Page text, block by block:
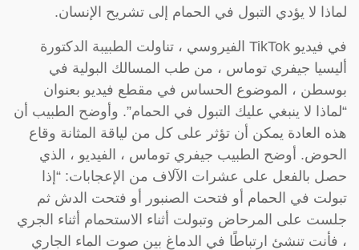
لماذا لا يؤدي التبول في الحمام إلى تشريح الإنسان.
في فيديو TikTok الفيروسي ، تناولت الطبيبة الدكتورة
أليسيا جيفري توماس ، من طب المسالك البولية في
بوسطن ، الموضوع الحساس في مقطع فيديو بعنوان
“لماذا لا ينبغي عليك التبول في الحمام”. وأوضح الطبيب أن
هذه العادة يمكن أن تؤثر على كل من لياقة المثانة وقاع
الحوض. أوضح الطبيب جيفري توماس ، الفيديو ، الذي
حصل بالفعل على عشرات الآلاف من الإعجابات: “إذا
تبولت في الحمام أو فتحت الصنبور أو فتحت الدش ثم
جلست على المرحاض وتبولت أثناء الاستحمام أثناء الجري
، فأنت تنشئ ارتباطًا في الدماغ بين صوت الماء الجاري